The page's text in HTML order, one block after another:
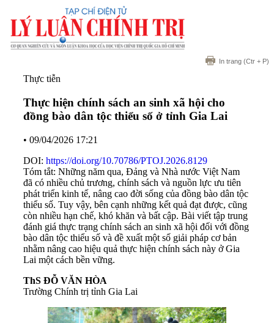
In trang (Ctr + P)
Thực tiễn
Thực hiện chính sách an sinh xã hội cho
đồng bào dân tộc thiểu số ở tỉnh Gia Lai
• 09/04/2026 17:21
DOI: https://doi.org/10.70786/PTOJ.2026.8129
Tóm tắt: Những năm qua, Đảng và Nhà nước Việt Nam
đã có nhiều chủ trương, chính sách và nguồn lực ưu tiên
phát triển kinh tế, nâng cao đời sống của đồng bào dân tộc
thiểu số. Tuy vậy, bên cạnh những kết quả đạt được, cũng
còn nhiều hạn chế, khó khăn và bất cập. Bài viết tập trung
đánh giá thực trạng chính sách an sinh xã hội đối với đồng
bào dân tộc thiểu số và đề xuất một số giải pháp cơ bản
nhằm nâng cao hiệu quả thực hiện chính sách này ở Gia
Lai một cách bền vững.
ThS ĐỖ VĂN HÒA
Trường Chính trị tỉnh Gia Lai